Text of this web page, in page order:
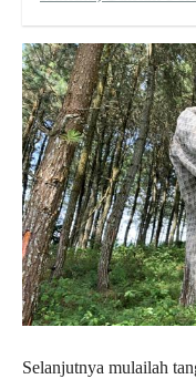
Selanjutnya mulailah